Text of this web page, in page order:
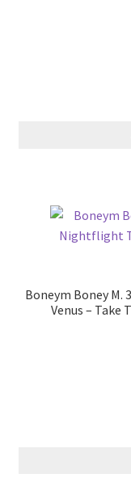
Boneym Boney M. 3 LP Boonoonoonoos – Nightflight To